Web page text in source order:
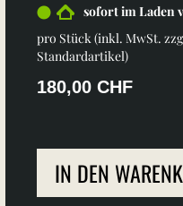
sofort im Laden
pro Stück (inkl. MwSt.
Standardartikel)
180,00 CHF
IN DEN